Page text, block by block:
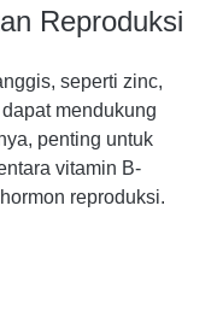
Reproduksi
seperti zinc,
mendukung
penting untuk
vitamin B-
reproduksi.